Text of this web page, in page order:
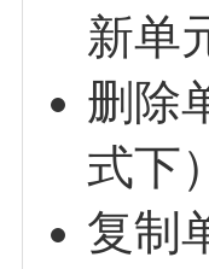
新单
删除
式下
复制